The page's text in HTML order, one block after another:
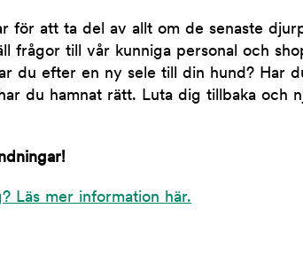
för att ta del av allt om de senaste
frågor till vår kunniga personal och
du efter en ny sele till din hund? Har
du hamnat rätt. Luta dig tillbaka och
Läs mer information här.